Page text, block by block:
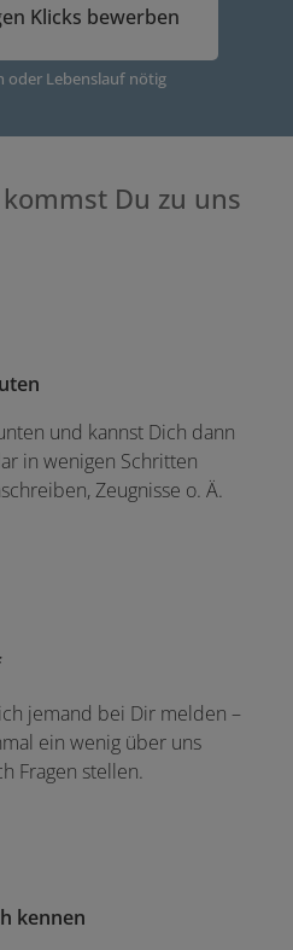
Klicks bewerben
oder Lebenslauf nötig
Du zu uns
und kannst Dich dann
in wenigen Schritten
Zeugnisse o. Ä.
jemand bei Dir melden –
ein wenig über uns
Fragen stellen.
kennen